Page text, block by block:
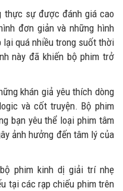
thực sự được đánh giá cao
đơn giản và những hình
quá nhiều trong suốt thời
này đã khiến bộ phim trở
khán giả yêu thích dòng
và cốt truyện. Bộ phim
bạn yêu thể loại phim tâm
ảnh hưởng đến tâm lý của
phim kinh dị giải trí nhẹ
tại các rạp chiếu phim trên